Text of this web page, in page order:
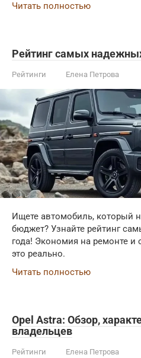
Читать полностью
Рейтинг самых
Рейтинги Елена Петрова
Ищете автомобиль, который
бюджет? Узнайте рейтинг
года! Экономия на ремонте и
это реально.
Читать полностью
Opel Astra: Обзор,
владельцев
Рейтинги Елена Петрова